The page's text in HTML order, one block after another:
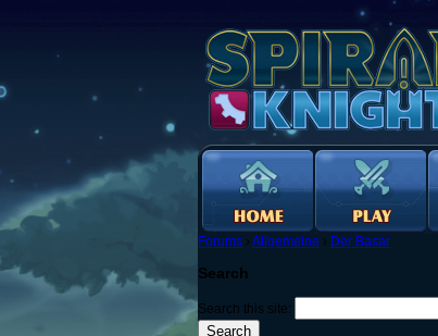
Forums › Allgemeine › Der Basar
Search
Search this site: